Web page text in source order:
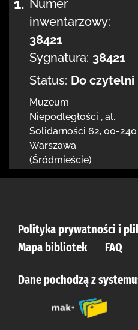
Numer
inwentarzowy:
38421
Sygnatura: 38421
Status: Do czytelni
Muzeum
Niepodległości , al.
Solidarności 62, 00-240
Warszawa
(Śródmieście)
Polityka prywatności i
Mapa bibliotek
FAQ
Dane pochodzą z